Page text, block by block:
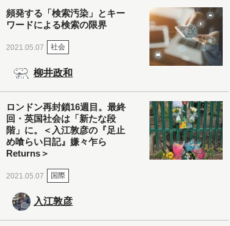
頻発する「検索汚染」とキー
ワードによる検索の限界
2021.05.07 社会
柳井政和
ロンドン再封鎖16週目。最終
回・英国社会は「新たな段
階」に。＜入江敦彦の『足止
め喰らい日記』嫌々乍ら
Returns＞
2021.05.07 国際
入江敦彦